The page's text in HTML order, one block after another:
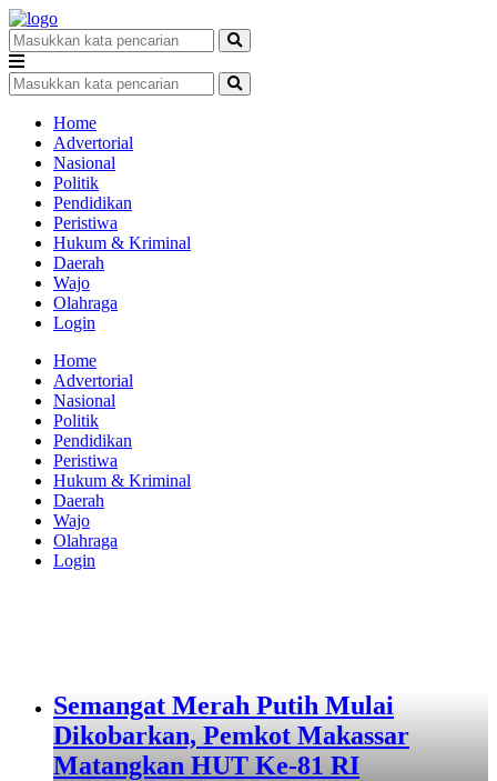
Home
Advertorial
Nasional
Politik
Pendidikan
Peristiwa
Hukum & Kriminal
Daerah
Wajo
Olahraga
Login
Home
Advertorial
Nasional
Politik
Pendidikan
Peristiwa
Hukum & Kriminal
Daerah
Wajo
Olahraga
Login
Semangat Merah Putih Mulai
Dikobarkan, Pemkot Makassar
Matangkan HUT Ke-81 RI